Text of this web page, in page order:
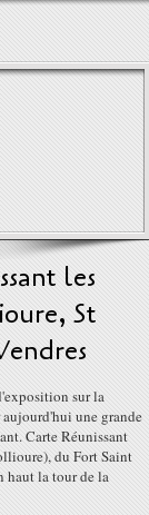
les
St
sur la
une grande
Carte Réunissant
du Fort Saint
haut la tour de la